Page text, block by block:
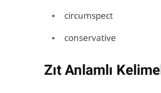
circumspect
conservative
Zıt Anlamlı